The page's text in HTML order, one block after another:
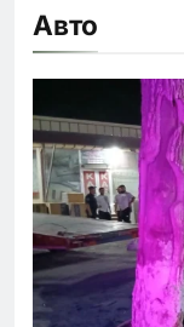
Авто